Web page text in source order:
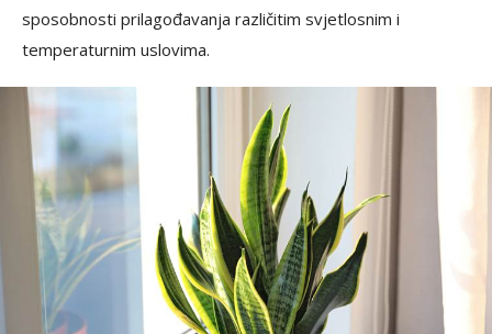
sposobnosti prilagođavanja različitim svjetlosnim i
temperaturnim uslovima.